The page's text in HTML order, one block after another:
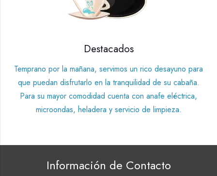
Destacados
Temprano por la mañana, servimos un rico desayuno para
que puedan disfrutarlo en la tranquilidad de su cabaña.
Para su mayor comodidad cuenta con anafe eléctrica,
microondas, heladera y servicio de limpieza.
Información de Contacto